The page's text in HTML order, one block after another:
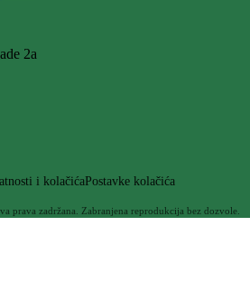
prostorno uređenje i zaštitu okoline